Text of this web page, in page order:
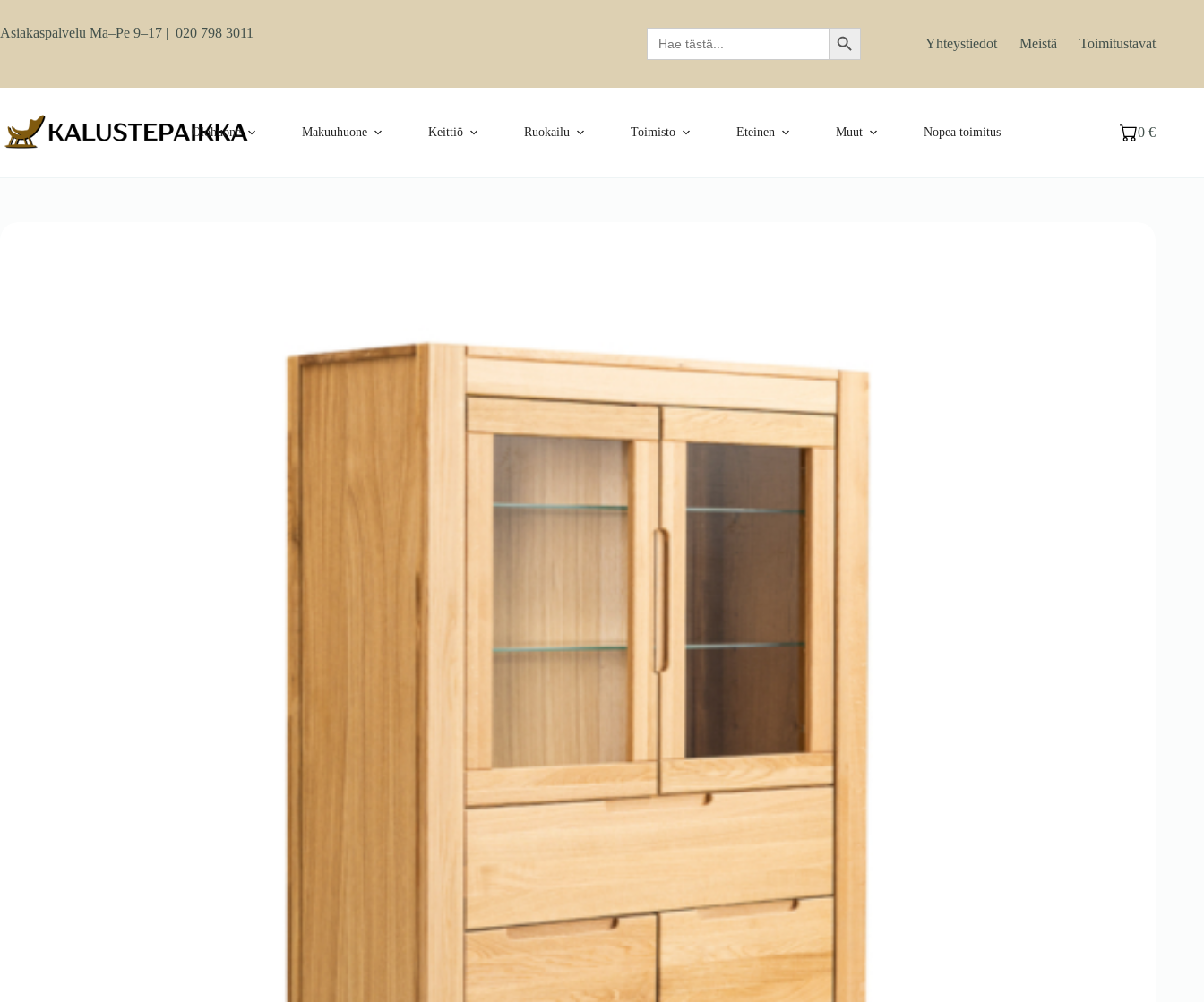
content
Asiakaspalvelu Ma–Pe 9–17 | 020 798 3011
Search
for:
Search Button Yhteystiedot Meistä Toimitustavat
Olohuone Makuuhuone Keittiö Ruokailu Toimisto Eteinen Muut Nopea toimitus Ostoskori
0€